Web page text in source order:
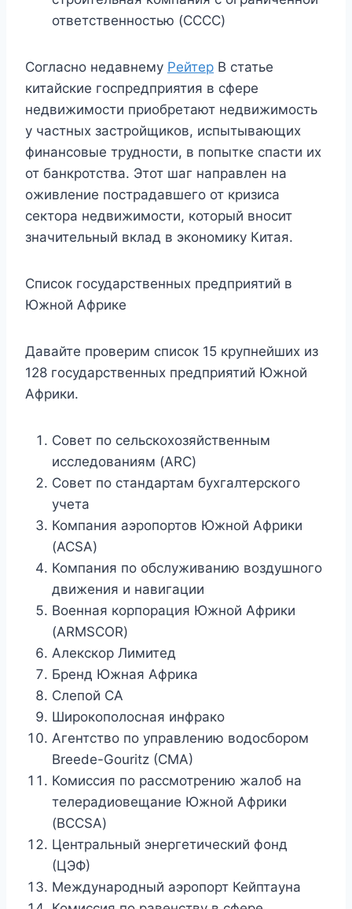
ответственностью (CCCC)
Согласно недавнему Рейтер В статье
китайские госпредприятия в сфере
недвижимости приобретают недвижимость
у частных застройщиков, испытывающих
финансовые трудности, в попытке спасти их
от банкротства. Этот шаг направлен на
оживление пострадавшего от кризиса
сектора недвижимости, который вносит
значительный вклад в экономику Китая.
Список государственных предприятий в
Южной Африке
Давайте проверим список 15 крупнейших из
128 государственных предприятий Южной
Африки.
Совет по сельскохозяйственным
исследованиям (ARC)
Совет по стандартам бухгалтерского
учета
Компания аэропортов Южной Африки
(ACSA)
Компания по обслуживанию воздушного
движения и навигации
Военная корпорация Южной Африки
(ARMSCOR)
Алекскор Лимитед
Бренд Южная Африка
Слепой СА
Широкополосная инфрако
Агентство по управлению водосбором
Breede-Gouritz (CMA)
Комиссия по рассмотрению жалоб на
телерадиовещание Южной Африки
(BCCSA)
Центральный энергетический фонд
(ЦЭФ)
Международный аэропорт Кейптауна